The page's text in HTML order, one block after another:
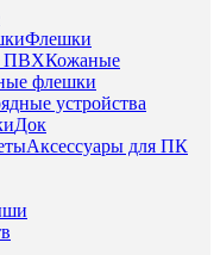
Флешки
ПВХКожаные
флешки
устройства
Док
Аксессуары для ПК